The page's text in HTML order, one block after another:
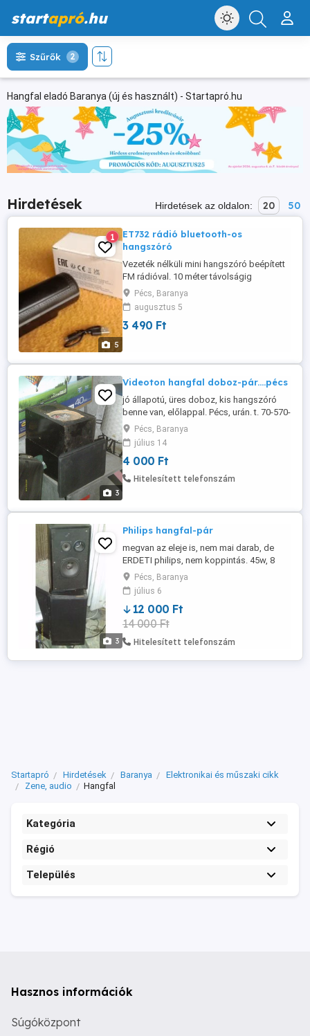
startapró.hu
Hangfal eladó Baranya (új és használt) - Startapró.hu
Szűrők 2
Hirdetések Hirdetések az oldalon: 20 50
5
1
ET732 rádió bluetooth-os
hangszóró
Vezeték nélküli mini hangszóró beépített
FM rádióval. 10 méter távolságig
csatlakoztatható okostelefonhoz,
tablethez, számítógéphez Bluetooth 5.1
technológiával. Csatlakoztatható MP3
lejátszóhoz is vagy bármilyen eszközhöz
Pécs, Baranya
augusztus 5
3 490 Ft
3
Videoton hangfal doboz-pár....pécs
jó állapotú, üres doboz, kis hangszóró
benne van, előlappal. Pécs, urán. t. 70-570-
2518 ----délután.. u.i. van philips is, UA.
méret, hibátlan működés.
Pécs, Baranya
július 14
4 000 Ft
Hitelesített telefonszám
3
Philips hangfal-pár
megvan az eleje is, nem mai darab, de
ERDETI philips, nem koppintás. 45w, 8
ohm. közepes méret, jó hang. pécs.
Pécs, Baranya
július 6
12 000 Ft
14 000 Ft
Hitelesített telefonszám
Startapró Hirdetések Baranya
Elektronikai és műszaki cikk
Zene, audio
Hangfal
Kategória
Régió
Település
Hasznos információk
Súgóközpont